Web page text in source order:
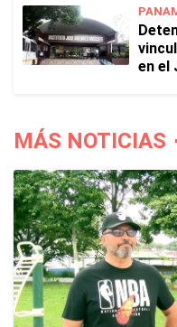
en el
MÁS NOTICIAS